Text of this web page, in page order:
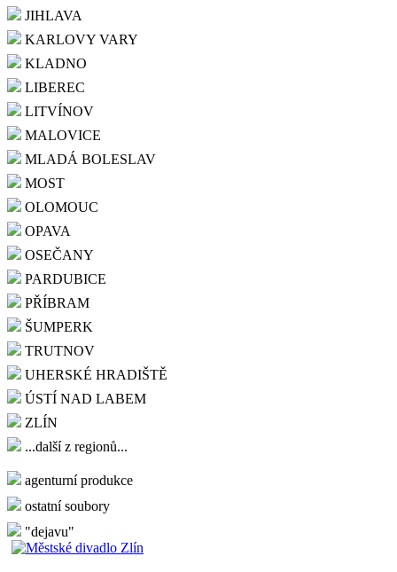
JIHLAVA
KARLOVY VARY
KLADNO
LIBEREC
LITVÍNOV
MALOVICE
MLADÁ BOLESLAV
MOST
OLOMOUC
OPAVA
OSEČANY
PARDUBICE
PŘÍBRAM
ŠUMPERK
TRUTNOV
UHERSKÉ HRADIŠTĚ
ÚSTÍ NAD LABEM
ZLÍN
...další z regionů...
agenturní produkce
ostatní soubory
"dejavu"